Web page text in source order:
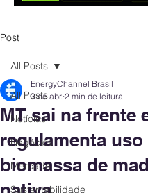
Post
All Posts
Notícias
Negócios
Mercado
Sustentabilidade
All Posts
MT sai na frente
regulamenta uso
biomassa de
EnergyChannel Brasil
3 de abr. 2 min de leitura